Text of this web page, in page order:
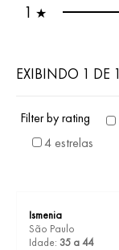
1 ★
EXIBINDO 1 DE 1
Filter by rating
4 estrelas
Ismenia
São Paulo
Idade: 35 a 44